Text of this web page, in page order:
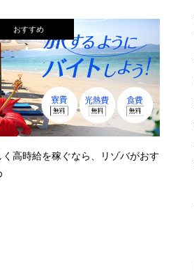
おすすめ
く高時給を稼ぐなら、リゾバがおす